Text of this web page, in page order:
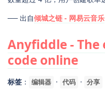
── 出自倾城之链 - 网易云音乐
Anyfiddle - The
code online
标签 ： 编辑器 · 代码 · 分享